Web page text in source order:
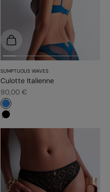
SUMPTUOUS WAVES
Culotte Italienne
Prix de vente
90,00 €
Choisir les options
#3483d7
#000000